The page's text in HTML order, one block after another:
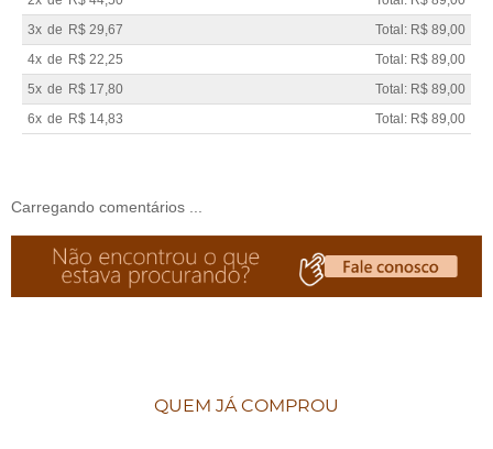
3x de R$ 29,67
Total: R$ 89,00
4x de R$ 22,25
Total: R$ 89,00
5x de R$ 17,80
Total: R$ 89,00
6x de R$ 14,83 Total: R$ 89,00
Carregando comentários ...
QUEM JÁ COMPROU